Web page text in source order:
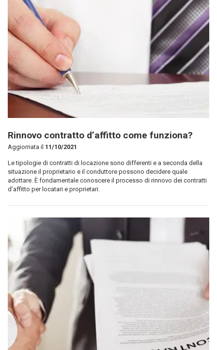
Rinnovo contratto d’affitto come funziona?
Aggiornata il 11/10/2021
Le tipologie di contratti di locazione sono differenti e a seconda della
situazione il proprietario e il conduttore possono decidere quale
adottare. È fondamentale conoscere il processo di rinnovo dei contratti
d'affitto per locatari e proprietari.